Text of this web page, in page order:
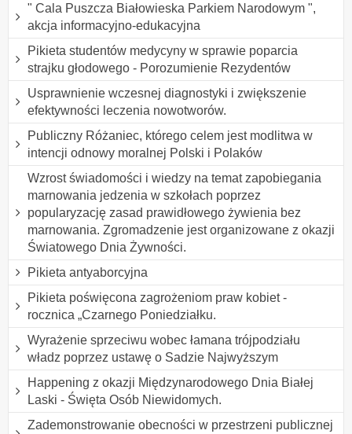
" Cala Puszcza Białowieska Parkiem Narodowym ",
akcja informacyjno-edukacyjna
Pikieta studentów medycyny w sprawie poparcia
strajku głodowego - Porozumienie Rezydentów
Usprawnienie wczesnej diagnostyki i zwiększenie
efektywności leczenia nowotworów.
Publiczny Różaniec, którego celem jest modlitwa w
intencji odnowy moralnej Polski i Polaków
Wzrost świadomości i wiedzy na temat zapobiegania
marnowania jedzenia w szkołach poprzez
popularyzację zasad prawidłowego żywienia bez
marnowania. Zgromadzenie jest organizowane z okazji
Światowego Dnia Żywności.
Pikieta antyaborcyjna
Pikieta poświęcona zagrożeniom praw kobiet -
rocznica „Czarnego Poniedziałku.
Wyrażenie sprzeciwu wobec łamana trójpodziału
władz poprzez ustawę o Sadzie Najwyższym
Happening z okazji Międzynarodowego Dnia Białej
Laski - Święta Osób Niewidomych.
Zademonstrowanie obecności w przestrzeni publicznej